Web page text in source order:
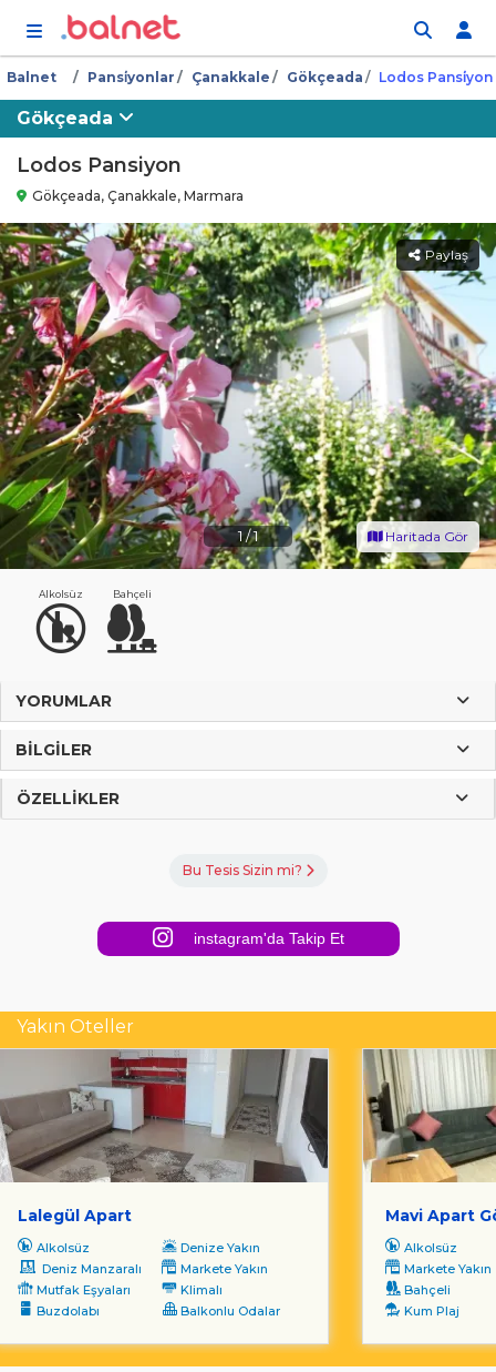
Balnet Pansi̇yonlar Çanakkale Gökçeada Lodos Pansi̇yon
Gökçeada
Lodos Pansiyon
Gökçeada, Çanakkale, Marmara
1/1
Paylaş
Haritada Gör
Alkolsüz Bahçeli
YORUMLAR
BILGILER
ÖZELLIKLER
Bu Tesis Sizin mi?
instagram'da Takip Et
Yakın Oteller
Lalegül Apart
Alkolsüz
Denize Yakın
Deniz Manzaralı
Markete Yakın
Mutfak Eşyaları
Klimalı
Buzdolabı
Balkonlu Odalar
Mavi Apart
Alkolsüz
Markete Yakın
Bahçeli
Kum Plaj